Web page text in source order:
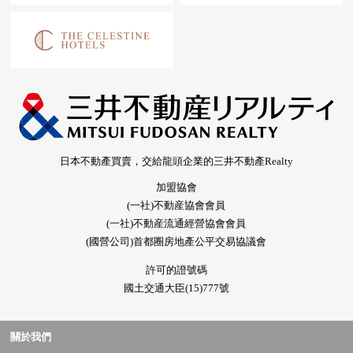
日本不動產買賣，交給龍頭企業的三井不動產Realty
加盟協會
(一社)不動産協會會員
(一社)不動産流通經營協會會員
(國營公司)首都圈房地產公平交易協議會
許可的證號碼
國土交通大臣(15)777號
關於我們